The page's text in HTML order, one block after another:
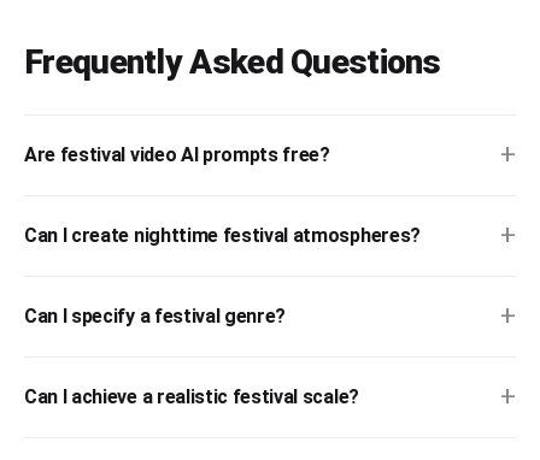
* 人々の話し声
* 子供の歓声
## ネガティブプロンプト
* 人が少ない祭り
* スローテンポな編集
* カートゥーン風表現
Frequently Asked Questions
Are festival video AI prompts free? +
Can I create nighttime festival atmospheres? +
Can I specify a festival genre? +
Can I achieve a realistic festival scale? +